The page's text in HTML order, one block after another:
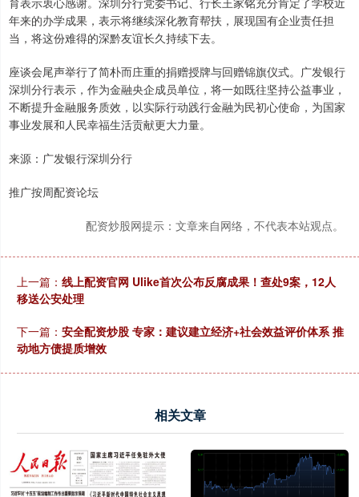
年来的办学成果，表示将继续深化教育帮扶，展现国有企业责任担
当，将这份难得的深黔友谊长久持续下去。
座谈会尾声举行了简朴而庄重的捐赠授牌与回赠锦旗仪式。广发银行
深圳分行表示，作为金融央企成员单位，将一如既往坚持公益事业，
不断提升金融服务质效，以实际行动践行金融为民初心使命，为国家
事业发展和人民幸福生活贡献更大力量。
来源：广发银行深圳分行
推广按周配资论坛
配资炒股网提示：文章来自网络，不代表本站观点。
上一篇： 线上配资官网 Ulike首次公布反腐成果！查处9案，12人
移送公安处理
下一篇： 安全配资炒股 专家：建议建立经济+社会效益评价体系 推
动地方债提质增效
相关文章